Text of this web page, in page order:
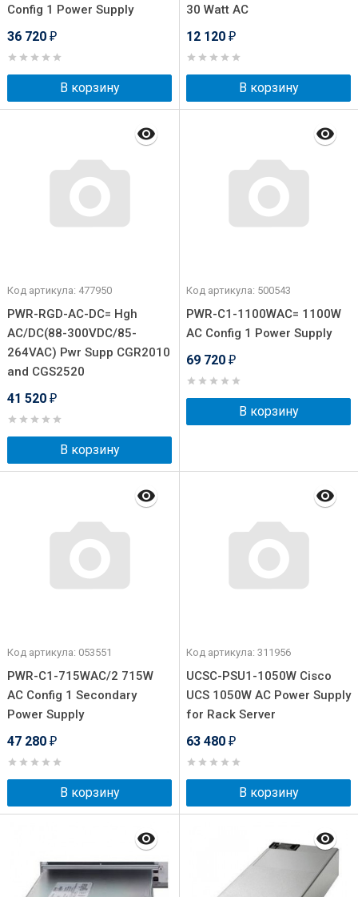
Config 1 Power Supply
36 720 ₽
В корзину
30 Watt AC
12 120 ₽
В корзину
Код артикула: 477950
PWR-RGD-AC-DC= Hgh
AC/DC(88-300VDC/85-
264VAC) Pwr Supp CGR2010
and CGS2520
41 520 ₽
В корзину
Код артикула: 500543
PWR-C1-1100WAC= 1100W
AC Config 1 Power Supply
69 720 ₽
В корзину
Код артикула: 053551
PWR-C1-715WAC/2 715W
AC Config 1 Secondary
Power Supply
47 280 ₽
В корзину
Код артикула: 311956
UCSC-PSU1-1050W Cisco
UCS 1050W AC Power Supply
for Rack Server
63 480 ₽
В корзину